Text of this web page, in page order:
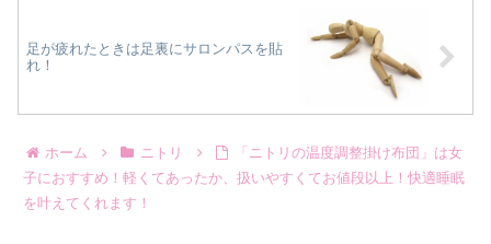
足が疲れたときは足裏にサロンパスを貼
れ！
ホーム ニトリ
「ニトリの温度調整掛け布団」は女
子におすすめ！軽くてあったか、扱いやすくてお値段以上！快適睡眠
を叶えてくれます！